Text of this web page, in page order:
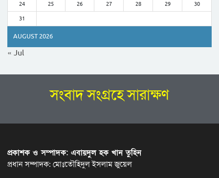
AUGUST 2026
24 25 26 27 28 29 30
31
« Jul
সংবাদ সংগ্রহে সারাক্ষণ
প্রকাশক ও সম্পাদক: এবায়দুল হক খান তুহিন
প্রধান সম্পাদক: মোঃতৌহিদুল ইসলাম জুয়েল